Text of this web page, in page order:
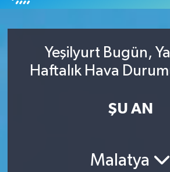
Yeşilyurt Bugün,
Haftalık Hava
ŞU AN
Malatya
Trafik Durumu